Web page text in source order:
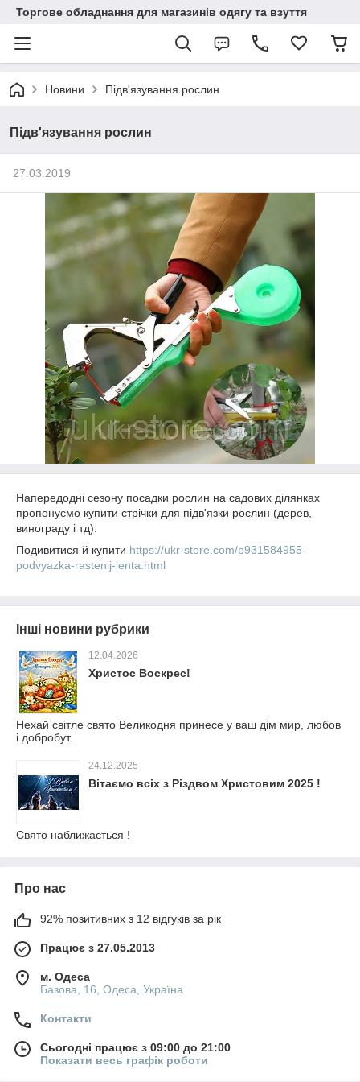
Торгове обладнання для магазинів одягу та взуття
Новини Підв'язування рослин
Підв'язування рослин
27.03.2019
Напередодні сезону посадки рослин на садових ділянках
пропонуємо купити стрічки для підв'язки рослин (дерев,
винограду і тд).
Подивитися й купити https://ukr-store.com/p931584955-
podvyazka-rastenij-lenta.html
Інші новини рубрики
12.04.2026
Христос Воскрес!
Нехай світле свято Великодня принесе у ваш дім мир, любов
і добробут.
24.12.2025
Вітаємо всіх з Різдвом Христовим 2025 !
Свято наближається !
Про нас
92% позитивних з 12 відгуків за рік
Працює з 27.05.2013
м. Одеса
Базова, 16, Одеса, Україна
Контакти
Сьогодні працює з 09:00 до 21:00
Показати весь графік роботи